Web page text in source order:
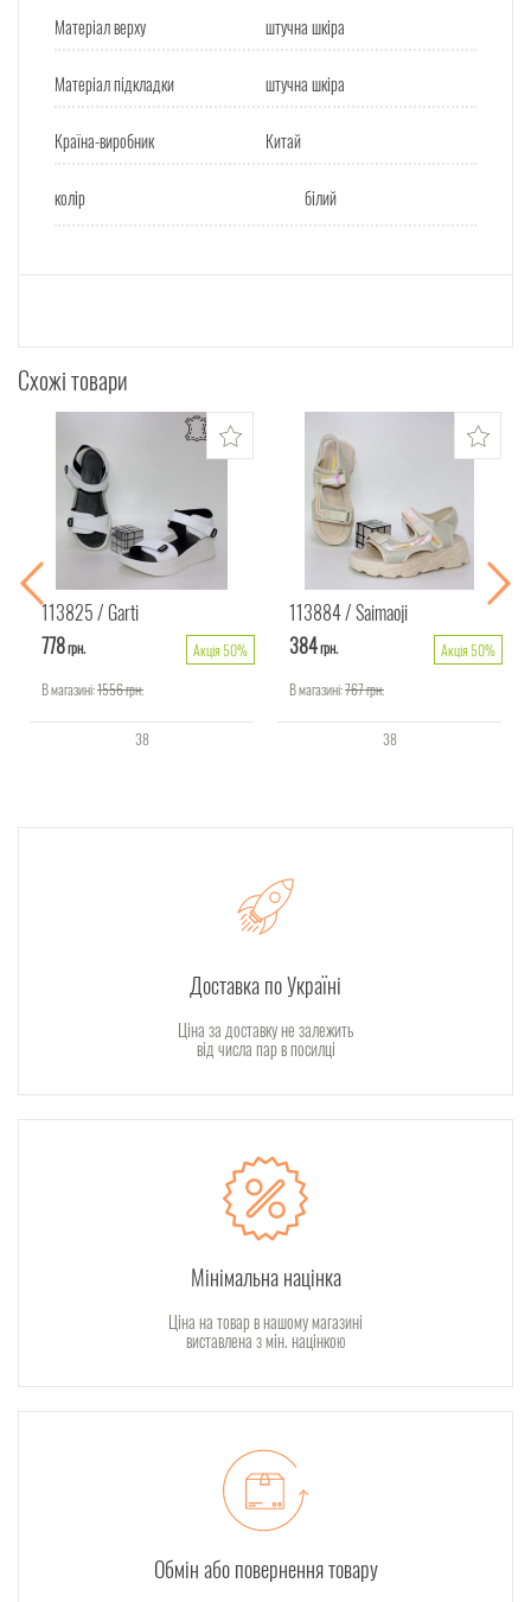
Матеріал верху штучна шкіра
Матеріал підкладки штучна шкіра
Країна-виробник Китай
колір білий
Схожі товари
113825 Garti
778грн.
Акція 50%
В магазині:1556грн.
38
113884 Saimaoji
384грн.
Акція 50%
В магазині:767грн.
38
Доставка по Україні
Ціна за доставку не залежить
від числа пар в посилці
Мінімальна націнка
Ціна на товар в нашому магазині
виставлена з мін. націнкою
Обмін або повернення товару